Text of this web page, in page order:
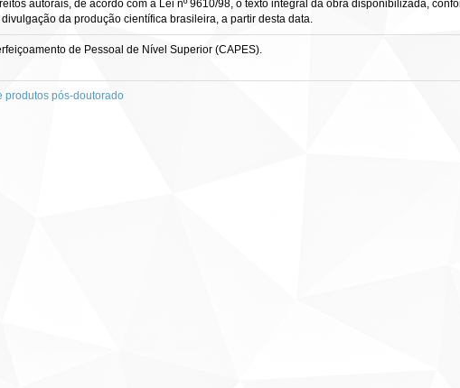
autorais, de acordo com a Lei nº 9610/98, o texto integral da obra disponibilizada,
da produção científica brasileira, a partir desta data.
de Pessoal de Nível Superior (CAPES).
produtos pós-doutorado